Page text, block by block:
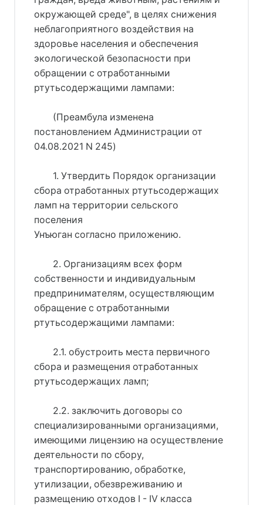
окружающей среде", в целях снижения
неблагоприятного воздействия на
здоровье населения и обеспечения
экологической безопасности при
обращении с отработанными
ртутьсодержащими лампами:
(Преамбула изменена
постановлением Администрации от
04.08.2021 N 245)
1. Утвердить Порядок организации
сбора отработанных ртутьсодержащих
ламп на территории сельского
поселения
Унъюган согласно приложению.
2. Организациям всех форм
собственности и индивидуальным
предпринимателям, осуществляющим
обращение с отработанными
ртутьсодержащими лампами:
2.1. обустроить места первичного
сбора и размещения отработанных
ртутьсодержащих ламп;
2.2. заключить договоры со
специализированными организациями,
имеющими лицензию на осуществление
деятельности по сбору,
транспортированию, обработке,
утилизации, обезвреживанию и
размещению отходов I - IV класса